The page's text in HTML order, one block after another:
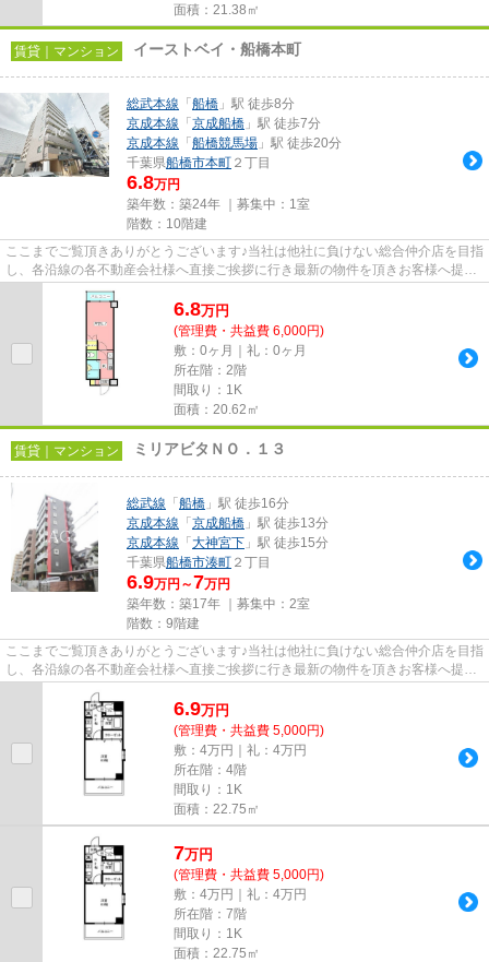
面積：21.38㎡
賃貸｜マンション イーストベイ・船橋本町
総武本線 「 船橋 」駅 徒歩8分
京成本線 「 京成船橋 」駅 徒歩7分
京成本線 「 船橋競馬場 」駅 徒歩20分
千葉県船橋市本町 ２丁目
6.8万円
築年数：築24年 ｜募集中： 1室
階数：10階建
ここまでご覧頂きありがとうございます♪当社は他社に負けない総合仲介店を目指
し、各沿線の各不動産会社様へ直接ご挨拶に行き最新の物件を頂きお客様へ提供
しております！最新の情報は...
6.8万円
(管理費・共益費 6,000円)
敷：0ヶ月｜礼：0ヶ月
所在階：2階
間取り：1K
面積：20.62㎡
賃貸｜マンション ミリアビタＮＯ．１３
総武線 「 船橋 」駅 徒歩16分
京成本線 「 京成船橋 」駅 徒歩13分
京成本線 「 大神宮下 」駅 徒歩15分
千葉県船橋市湊町 ２丁目
6.9万円～7万円
築年数：築17年 ｜募集中： 2室
階数：9階建
ここまでご覧頂きありがとうございます♪当社は他社に負けない総合仲介店を目指
し、各沿線の各不動産会社様へ直接ご挨拶に行き最新の物件を頂きお客様へ提供
6.9万円
(管理費・共益費 5,000円)
敷：4万円｜礼：4万円
所在階：4階
間取り：1K
面積：22.75㎡
7万円
(管理費・共益費 5,000円)
敷：4万円｜礼：4万円
所在階：7階
間取り：1K
面積：22.75㎡